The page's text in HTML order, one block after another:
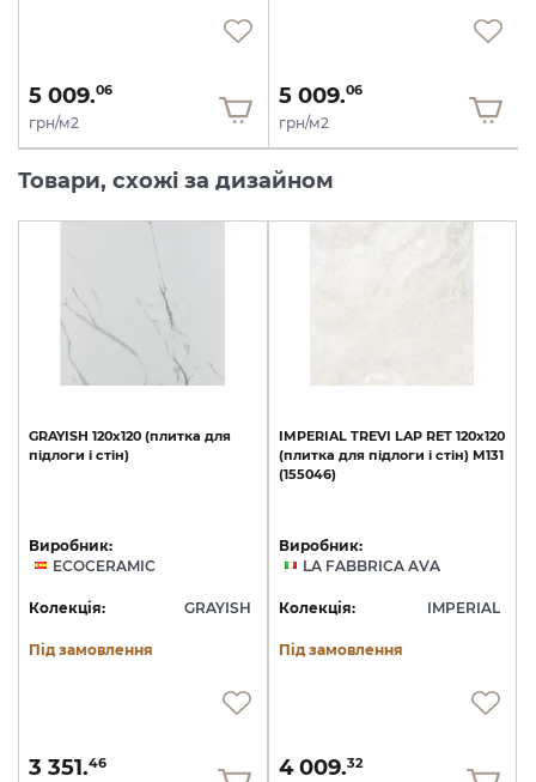
5 009.06
грн/м2
5 009.06
грн/м2
Товари, схожі за дизайном
GRAYISH 120x120 (плитка для
підлоги і стін)
Виробник:
ECOCERAMIC
Колекція: GRAYISH
Під замовлення
3 351.46
IMPERIAL TREVI LAP RET 120х120
(плитка для підлоги і стін) M131
(155046)
Виробник:
LA FABBRICA AVA
Колекція: IMPERIAL
Під замовлення
4 009.32